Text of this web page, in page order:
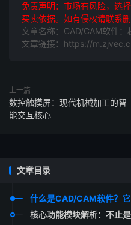
免责声明：市场有风险，选
买卖依据。如有侵权请联系删
文章名称：CAD/CAM软件
文章链接：https://
上一篇
数控触摸屏：现代机械加工的智
能交互核心
文章目录
什么是CAD/CAM软件？它
核心功能模块解析：不止